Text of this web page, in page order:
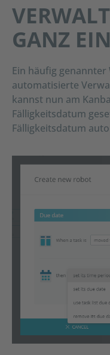
GANZ
Ein häufig
automatisierte
kannst nun am
Fälligkeitsdatum
Fälligkeitsdatum